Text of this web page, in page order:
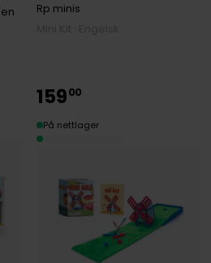
Rp minis
15900
På nettlager